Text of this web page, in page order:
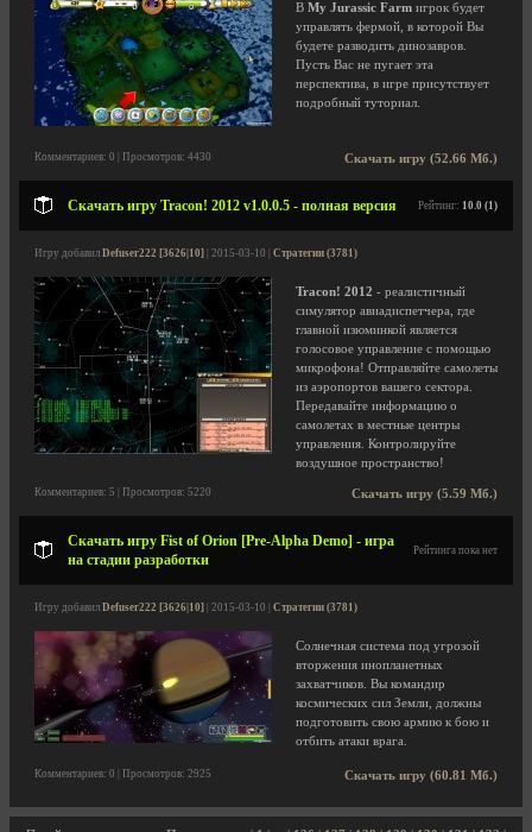
В My Jurassic Farm игрок будет
управлять фермой, в которой Вы
будете разводить динозавров.
Пусть Вас не пугает эта
перспектива, в игре присутствует
подробный туториал.
Скачать игру (52.66 Мб.)
Комментариев: 0 | Просмотров: 4430
Скачать игру Tracon! 2012 v1.0.0.5 - полная версия Рейтинг: 10.0 (1)
Игру добавил Defuser222 [3626|10] | 2015-03-10 | Стратегии (3781)
Tracon! 2012 - реалистичный
симулятор авиадиспетчера, где
главной изюминкой является
голосовое управление с помощью
микрофона! Отправляйте самолеты
из аэропортов вашего сектора.
Передавайте информацию о
самолетах в местные центры
управления. Контролируйте
воздушное пространство!
Скачать игру (5.59 Мб.)
Комментариев: 5 | Просмотров: 5220
Скачать игру Fist of Orion [Pre-Alpha Demo] - игра
на стадии разработки
Рейтинга пока нет
Игру добавил Defuser222 [3626|10] | 2015-03-10 | Стратегии (3781)
Солнечная система под угрозой
вторжения инопланетных
захватчиков. Вы командир
космических сил Земли, должны
подготовить свою армию к бою и
отбить атаки врага.
Скачать игру (60.81 Мб.)
Комментариев: 0 | Просмотров: 2925